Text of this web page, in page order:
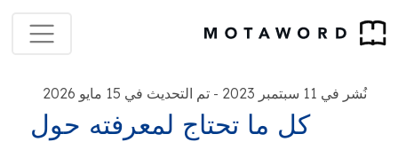
نُشر في 11 سبتمبر 2023 - تم التحديث في 15 مايو 2026
كل ما تحتاج لمعرفته حول